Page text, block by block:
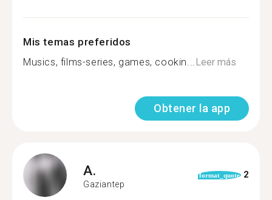
Mis temas preferidos
Musics, films-series, games, cookin... Leer más
Obtener la app
A.
Gaziantep
format_quote 2